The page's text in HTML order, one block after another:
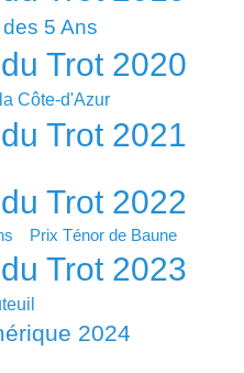
des 5 Ans
du Trot 2020
la Côte-d'Azur
du Trot 2021
du Trot 2022
Prix Ténor de Baune
du Trot 2023
2024